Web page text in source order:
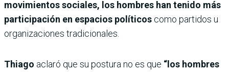
movimientos sociales, los hombres han tenido más
participación en espacios políticos como partidos u
organizaciones tradicionales.
Thiago aclaró que su postura no es que “los hombres